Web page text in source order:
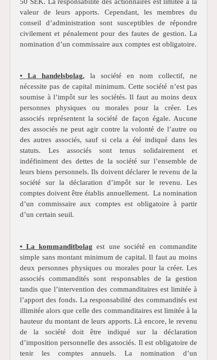
valeur de leurs apports. Cependant, les membres du
conseil d’administration sont susceptibles de répondre
civilement et pénalement pour des fautes de gestion. La
nomination d’un commissaire aux comptes est obligatoire.
• La handelsbolag, la société en nom collectif, ne
nécessite pas de capital minimum. Cette société n’est pas
soumise à l’impôt sur les sociétés. Il faut au moins deux
personnes physiques ou morales pour la créer. Les
associés représentent la société de façon égale. Aucune
des associés ne peut agir contre la volonté de l’autre ou
des autres associés, sauf si cela a été indiqué dans les
statuts. Les associés sont tenus solidairement et
indéfiniment des dettes de la société sur l’ensemble de
leurs biens personnels. Ils doivent déclarer le revenu de la
société sur la déclaration d’impôt sur le revenu. Les
comptes doivent être établis annuellement. La nomination
d’un commissaire aux comptes est obligatoire à partir
d’un certain seuil.
• La kommanditbolag est une société en commandite
simple sans montant minimum de capital. Il faut au moins
deux personnes physiques ou morales pour la créer. Les
associés commandités sont responsables de la gestion
tandis que l’intervention des commanditaires est limitée à
l’apport des fonds. La responsabilité des commandités est
illimitée alors que celle des commanditaires est limitée à la
hauteur du montant de leurs apports. Là encore, le revenu
de la société doit être indiqué sur la déclaration
d’imposition personnelle des associés. Il est obligatoire de
tenir les comptes annuels. La nomination d’un